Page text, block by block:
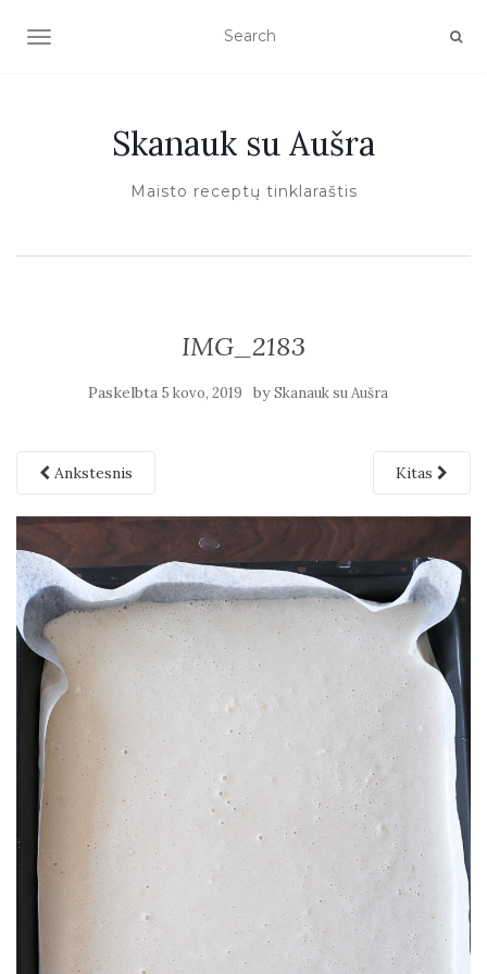
TOGGLE NAVIGATION
Skanauk su Aušra
Maisto receptų tinklaraštis
IMG_2183
Paskelbta 5 kovo, 2019 bySkanauk su Aušra
Ankstesnis Kitas